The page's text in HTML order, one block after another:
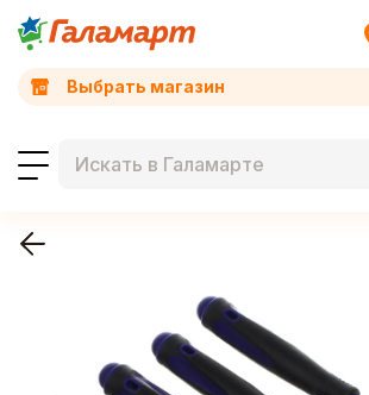
Выбрать магазин